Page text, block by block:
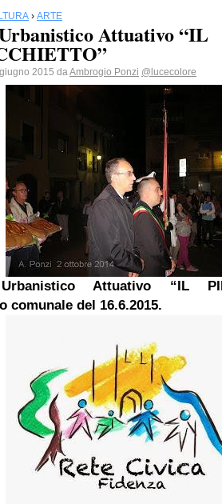
› ARTE
Attuativo “IL
2015 daAmbrogio Ponzi @lucecolore
Attuativo “IL
comunale del 16.6.2015.